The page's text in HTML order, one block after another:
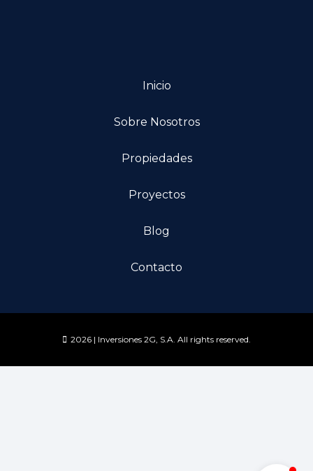
Inicio
Sobre Nosotros
Propiedades
Proyectos
Blog
Contacto
2026 | Inversiones 2G, S.A. All rights reserved.